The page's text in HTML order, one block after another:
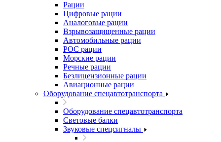
Рации
Цифровые рации
Аналоговые рации
Взрывозащищенные рации
Автомобильные рации
POC рации
Морские рации
Речные рации
Безлицензионные рации
Авиационные рации
Оборудование спецавтотранспорта
Оборудование спецавтотранспорта
Световые балки
Звуковые спецсигналы